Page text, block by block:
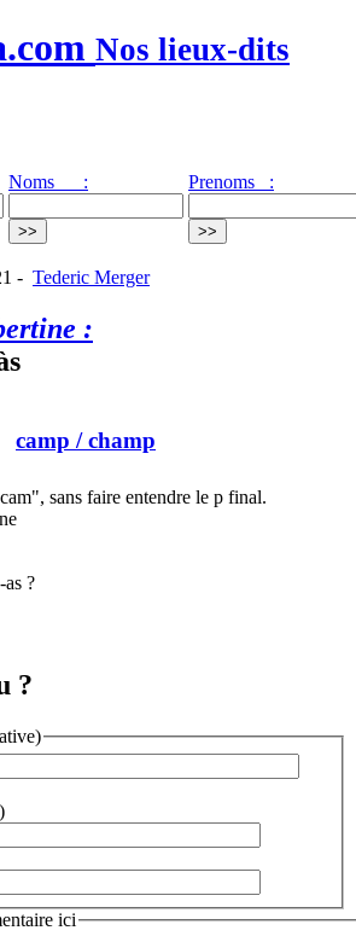
Nos lieux-dits
Noms : Prenoms :
- Tederic Merger
:
camp / champ
sans faire entendre le p final.
?
?
ici